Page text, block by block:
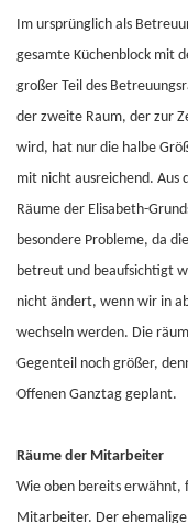
Im ursprünglich als
gesamte Küchenblock mit
großer Teil des
der zweite Raum, der zur
wird, hat nur die halbe
mit nicht ausreichend. Aus
Räume der Eli­sabeth-
besondere Probleme, da
betreut und beaufsichtigt
nicht ändert, wenn wir in
wechseln werden. Die
Gegenteil noch größer,
Offenen Ganztag geplant.
Räume der Mitarbeiter
Wie oben bereits erwähnt,
Mitarbeiter. Der ehe­malige